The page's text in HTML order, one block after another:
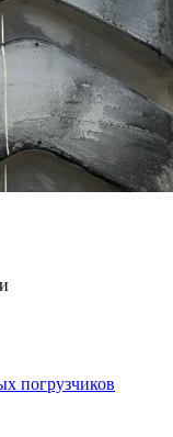
погрузчиков